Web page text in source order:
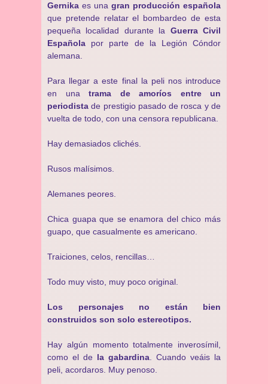
Gernika es una gran producción española
que pretende relatar el bombardeo de esta
pequeña localidad durante la Guerra Civil
Española por parte de la Legión Cóndor
alemana.
Para llegar a este final la peli nos introduce
en una trama de amoríos entre un
periodista de prestigio pasado de rosca y de
vuelta de todo, con una censora republicana.
Hay demasiados clichés.
Rusos malísimos.
Alemanes peores.
Chica guapa que se enamora del chico más
guapo, que casualmente es americano.
Traiciones, celos, rencillas…
Todo muy visto, muy poco original.
Los personajes no están bien
construidos son solo estereotipos.
Hay algún momento totalmente inverosímil,
como el de la gabardina . Cuando veáis la
peli, acordaros. Muy penoso.